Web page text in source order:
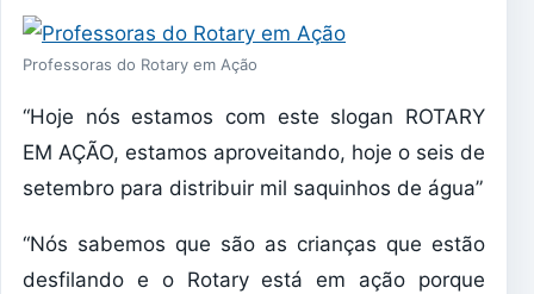
Professoras do Rotary em Ação
“Hoje nós estamos com este slogan ROTARY
EM AÇÃO, estamos aproveitando, hoje o seis de
setembro para distribuir mil saquinhos de água”
“Nós sabemos que são as crianças que estão
desfilando e o Rotary está em ação porque